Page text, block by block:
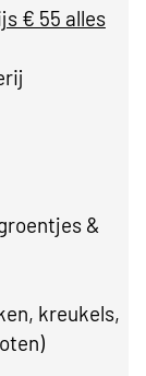
€ 55 alles
&
kreukels,